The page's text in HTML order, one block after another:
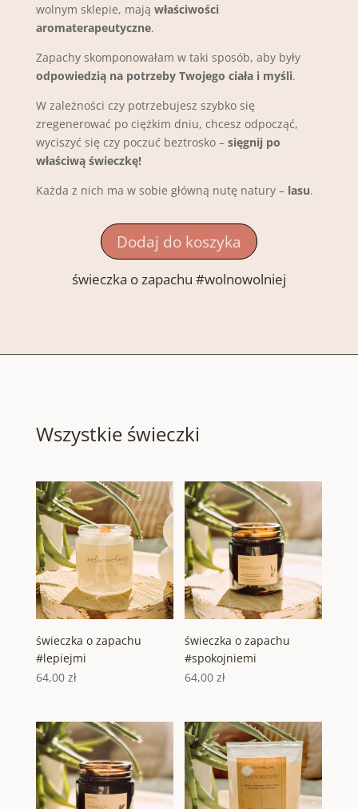
wolnym sklepie, mają właściwości
aromaterapeutyczne.
Zapachy skomponowałam w taki sposób, aby były
odpowiedzią na potrzeby Twojego ciała i myśli.
W zależności czy potrzebujesz szybko się
zregenerować po ciężkim dniu, chcesz odpocząć,
wyciszyć się czy poczuć beztrosko – sięgnij po
właściwą świeczkę!
Każda z nich ma w sobie główną nutę natury – lasu.
Dodaj do koszyka
świeczka o zapachu #wolnowolniej
Wszystkie świeczki
świeczka o zapachu
#lepiejmi
64,00 zł
świeczka o zapachu
#spokojniemi
64,00zł